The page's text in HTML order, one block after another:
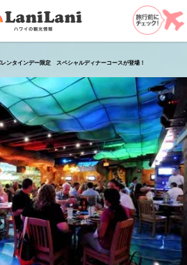
ンタインデー限定 スペシャルディナーコースが登場！